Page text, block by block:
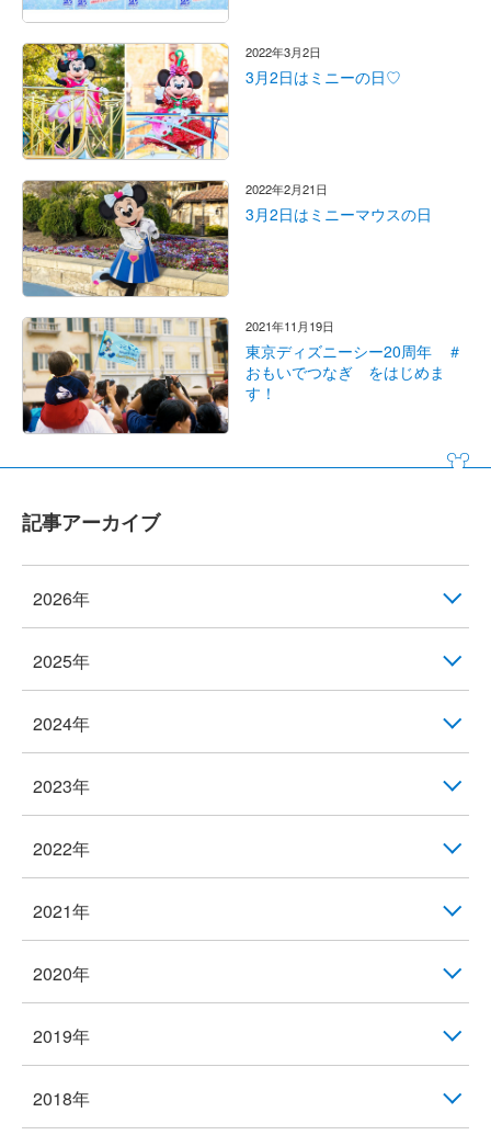
2022年3月2日
3月2日はミニーの日♡
2022年2月21日
3月2日はミニーマウスの日
2021年11月19日
東京ディズニーシー20周年 ＃
おもいでつなぎ をはじめま
す！
記事アーカイブ
2026年
2025年
2024年
2023年
2022年
2021年
2020年
2019年
2018年